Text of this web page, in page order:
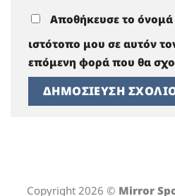
Αποθήκευσε το
ιστότοπο μου σε αυτόν
επόμενη φορά που θα
Copyright 2026 © Mirror